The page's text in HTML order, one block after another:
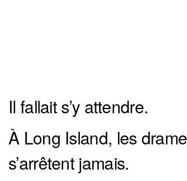
Il fallait s’y attendre.
À Long Island, les
s’arrêtent jamais.